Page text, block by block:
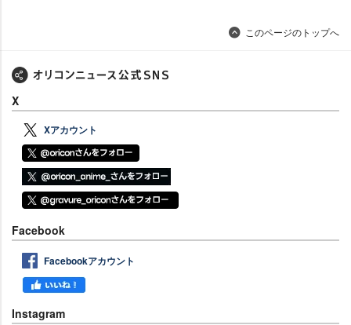
このページのトップへ
X
Xアカウント
Facebook
Facebookアカウント
Instagram